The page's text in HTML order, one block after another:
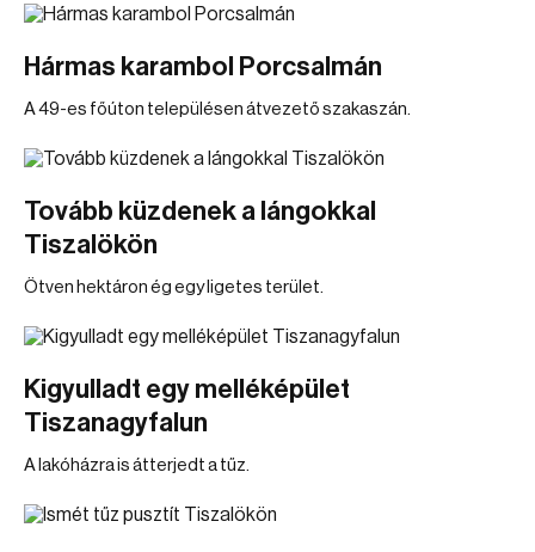
Hármas karambol Porcsalmán
A 49-es főúton településen átvezető szakaszán.
Tovább küzdenek a lángokkal
Tiszalökön
Ötven hektáron ég egy ligetes terület.
Kigyulladt egy melléképület
Tiszanagyfalun
A lakóházra is átterjedt a tűz.